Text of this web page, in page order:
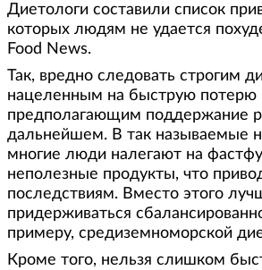
Диетологи составили список
которых людям не удается
Food News.
Так, вредно следовать строгим
нацеленным на быструю потерю
предполагающим поддержание
дальнейшем. В так называемые
многие люди налегают на
неполезные продукты, что
последствиям. Вместо этого
придерживаться
примеру, средиземноморской
Кроме того, нельзя слишком